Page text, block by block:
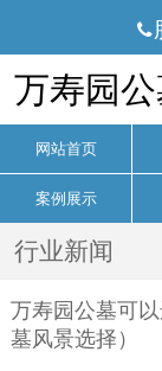

网站首页
案例展示
行业新闻
万寿园公墓可
墓风景选择）